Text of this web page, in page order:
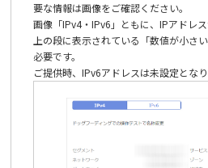
要な情報は画像をご確認ください。
画像「IPv4・IPv6」ともに、IPアドレス
上の段に表示されている「数値が小さ
必要です。
ご提供時、IPv6アドレスは未設定となり